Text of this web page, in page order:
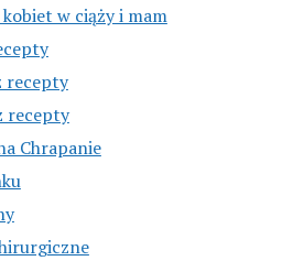
w ciąży i mam
recepty
recepty
Chrapanie